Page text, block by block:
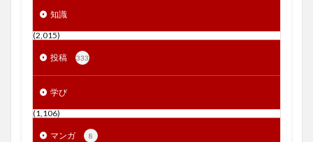
知識
(2,015)
投稿 333
学び
(1,106)
マンガ 8